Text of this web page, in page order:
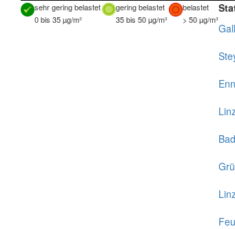
sehr gering belastet gering belastet
belastet
0 bis 35 µg/m³
35 bis 50 µg/m³ > 50 µg/m³